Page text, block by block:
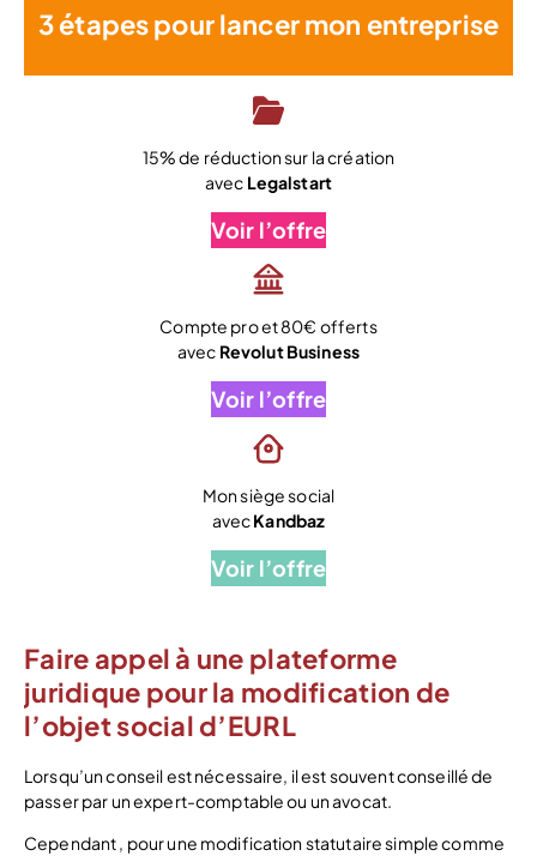
3 étapes pour lancer mon entreprise
15% de réduction sur la création
avec Legalstart
Voir l’offre
Compte pro et 80€ offerts
avec Revolut Business
Voir l’offre
Mon siège social
avecKandbaz
Voir l’offre
Faire appel à une plateforme
juridique pour la modification de
l’objet social d’EURL
Lorsqu’un conseil est nécessaire, il est souvent conseillé de
passer par un expert-comptable ou un avocat.
Cependant , pour une modification statutaire simple comme